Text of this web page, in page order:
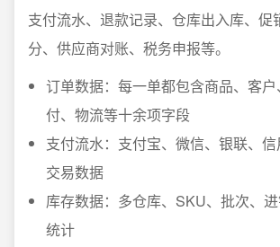
支付流水、退款记录、仓库出入库、促
分、供应商对账、税务申报等。
订单数据：每一单都包含商品、客
付、物流等十余项字段
支付流水：支付宝、微信、银联、
交易数据
库存数据：多仓库、SKU、批次、
统计